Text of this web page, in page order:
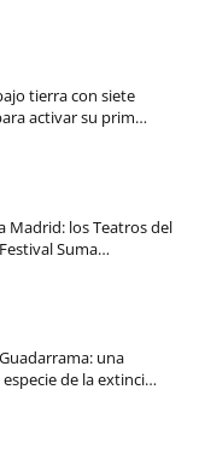
tierra con siete
activar su prim…
Madrid: los Teatros del
Suma…
una
de la extinci…